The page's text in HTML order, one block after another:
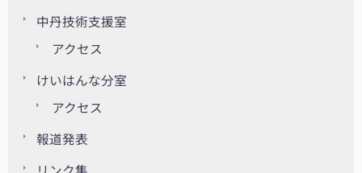
中丹技術支援室
アクセス
けいはんな分室
アクセス
報道発表